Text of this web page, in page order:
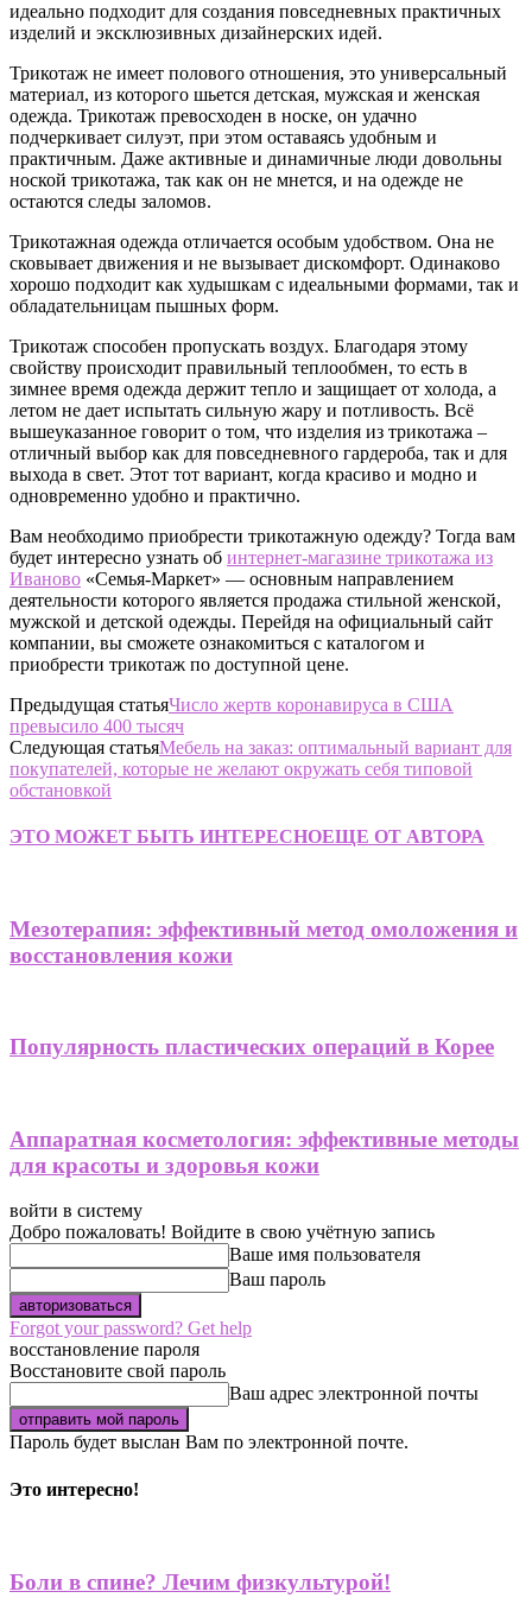
идеально подходит для создания повседневных практичных
изделий и эксклюзивных дизайнерских идей.
Трикотаж не имеет полового отношения, это универсальный
материал, из которого шьется детская, мужская и женская
одежда. Трикотаж превосходен в носке, он удачно
подчеркивает силуэт, при этом оставаясь удобным и
практичным. Даже активные и динамичные люди довольны
ноской трикотажа, так как он не мнется, и на одежде не
остаются следы заломов.
Трикотажная одежда отличается особым удобством. Она не
сковывает движения и не вызывает дискомфорт. Одинаково
хорошо подходит как худышкам с идеальными формами, так и
обладательницам пышных форм.
Трикотаж способен пропускать воздух. Благодаря этому
свойству происходит правильный теплообмен, то есть в
зимнее время одежда держит тепло и защищает от холода, а
летом не дает испытать сильную жару и потливость. Всё
вышеуказанное говорит о том, что изделия из трикотажа –
отличный выбор как для повседневного гардероба, так и для
выхода в свет. Этот тот вариант, когда красиво и модно и
одновременно удобно и практично.
Вам необходимо приобрести трикотажную одежду? Тогда вам
будет интересно узнать об интернет-магазине трикотажа из
Иваново «Семья-Маркет» — основным направлением
деятельности которого является продажа стильной женской,
мужской и детской одежды. Перейдя на официальный сайт
компании, вы сможете ознакомиться с каталогом и
приобрести трикотаж по доступной цене.
Предыдущая статьяЧисло жертв коронавируса в США
превысило 400 тысяч
Следующая статьяМебель на заказ: оптимальный вариант для
покупателей, которые не желают окружать себя типовой
обстановкой
ЭТО МОЖЕТ БЫТЬ ИНТЕРЕСНОЕЩЕ ОТ АВТОРА
Мезотерапия: эффективный метод омоложения и
восстановления кожи
Популярность пластических операций в Корее
Аппаратная косметология: эффективные методы
для красоты и здоровья кожи
войти в систему
Добро пожаловать! Войдите в свою учётную запись
Ваше имя пользователя
Ваш пароль
Forgot your password? Get help
восстановление пароля
Восстановите свой пароль
Ваш адрес электронной почты
Пароль будет выслан Вам по электронной почте.
Это интересно!
Боли в спине? Лечим физкультурой!